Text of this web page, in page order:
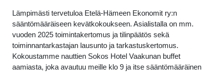
Lämpimästi tervetuloa Etelä-Hämeen Ekonomit ry:n
sääntömääräiseen kevätkokoukseen. Asialistalla on mm.
vuoden 2025 toimintakertomus ja tilinpäätös sekä
toiminnantarkastajan lausunto ja tarkastuskertomus.
Kokoustamme nauttien Sokos Hotel Vaakunan buffet
aamiasta, joka avautuu meille klo 9 ja itse sääntömääräinen